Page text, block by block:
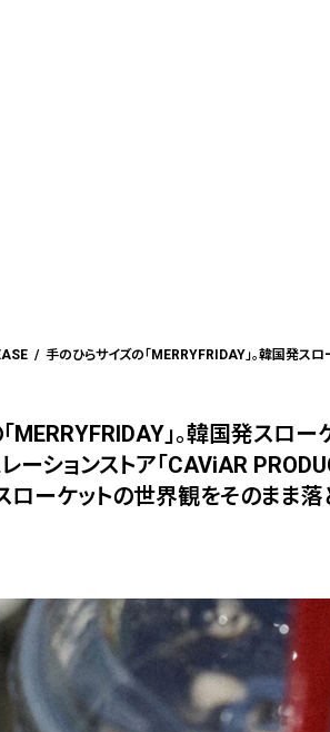
MERRYFRIDAY」。韓国発スロー
レーションストア「CAViAR
ローケットの世界観をそのまま